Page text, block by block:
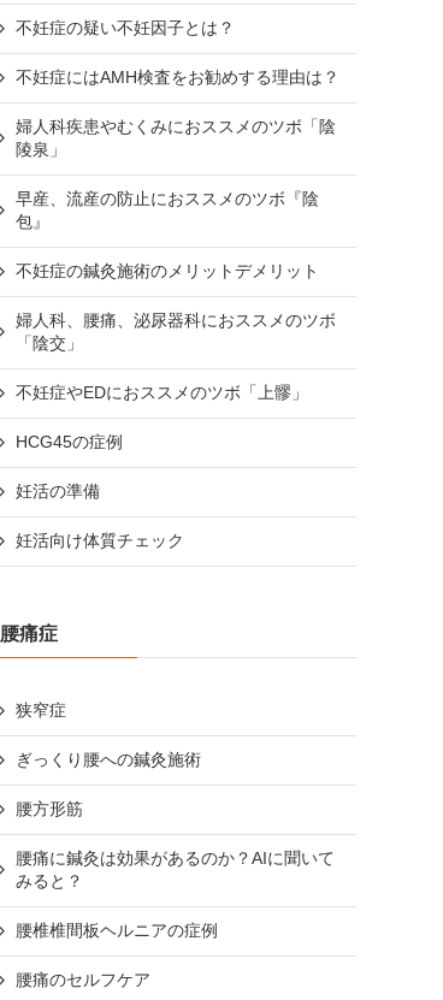
不妊症の疑い不妊因子とは？
不妊症にはAMH検査をお勧めする理由は？
婦人科疾患やむくみにおススメのツボ「陰
陵泉」
早産、流産の防止におススメのツボ『陰
包』
不妊症の鍼灸施術のメリットデメリット
婦人科、腰痛、泌尿器科におススメのツボ
「陰交」
不妊症やEDにおススメのツボ「上髎」
HCG45の症例
妊活の準備
妊活向け体質チェック
腰痛症
狭窄症
ぎっくり腰への鍼灸施術
腰方形筋
腰痛に鍼灸は効果があるのか？AIに聞いて
みると？
腰椎椎間板ヘルニアの症例
腰痛のセルフケア